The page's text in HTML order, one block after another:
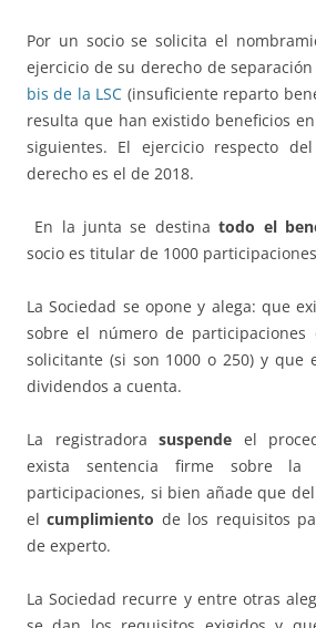
Por un socio se solicita el
ejercicio de su derecho de
bis de la LSC (insuficiente reparto
resulta que han existido beneficios
siguientes. El ejercicio respecto
derecho es el de 2018.
En la junta se destinatodo el
socio es titular de 1000
La Sociedad se opone y alega: que
sobre el número de
solicitante (si son 1000 o 250) y que
dividendos a cuenta.
La registradora suspende el
exista sentencia firme sobre
participaciones, si bien añade que
elcumplimiento de los requisitos
de experto.
La Sociedad recurre y entre otras